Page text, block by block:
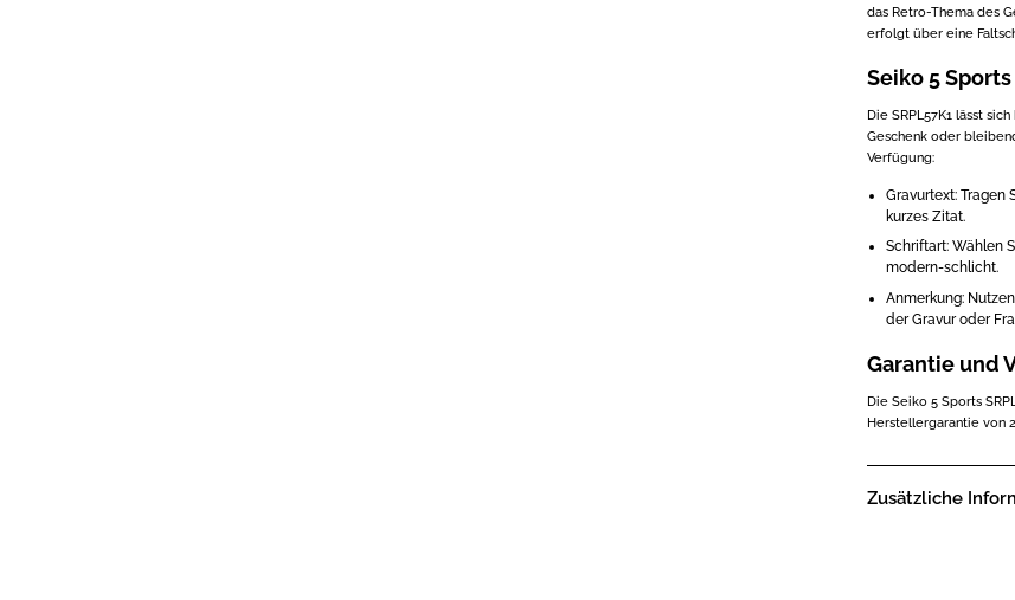
das Retro-Thema des
erfolgt über eine
Seiko 5
Die SRPL57K1 lässt
Geschenk oder
Verfügung:
Gravurtext: Tragen
kurzes Zitat.
Schriftart: Wählen
modern-schlicht.
Anmerkung:
der Gravur oder
Garantie und
Die Seiko 5 Sports
Herstellergarantie von
Zusätzliche